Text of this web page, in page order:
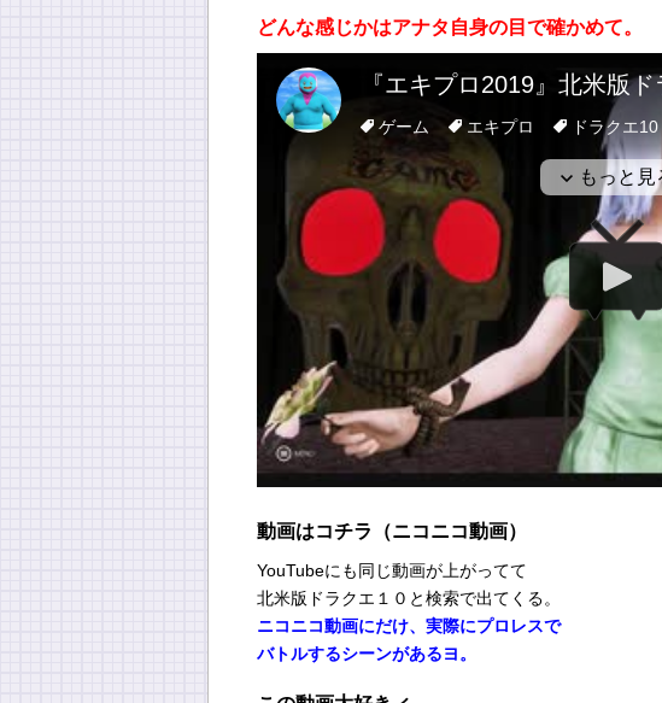
どんな感じかはアナタ自身の目で確かめて。
動画はコチラ（ニコニコ動画）
YouTubeにも同じ動画が上がってて
北米版ドラクエ１０と検索で出てくる。
ニコニコ動画にだけ、実際にプロレスで
バトルするシーンがあるヨ。